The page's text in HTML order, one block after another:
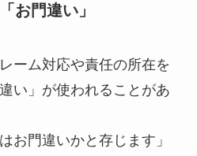
お門違い」
ーム対応や責任の所在を
い」が使われることがあ
お門違いかと存じます」